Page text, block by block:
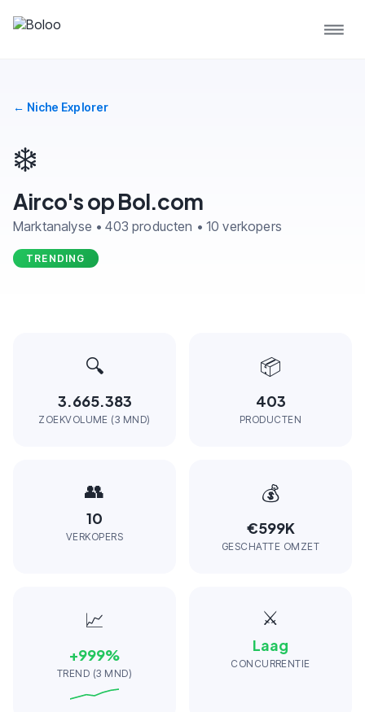
← Niche Explorer
❄️
Airco's op Bol.com
Marktanalyse • 403 producten • 10 verkopers
TRENDING
🔍
3.665.383
ZOEKVOLUME (3 MND)
📦
403
PRODUCTEN
👥
10
VERKOPERS
💰
€599K
GESCHATTE OMZET
📈
+999%
TREND (3 MND)
⚔️
Laag
CONCURRENTIE